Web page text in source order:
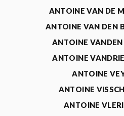
ANTOINE VAN DE
ANTOINE VAN DEN
ANTOINE VANDEN
ANTOINE
ANTOINE
ANTOINE
ANTOINE